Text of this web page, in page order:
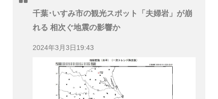
千葉･いすみ市の観光スポット「夫婦岩」が崩
れる 相次ぐ地震の影響か
2024年3月3日19:43